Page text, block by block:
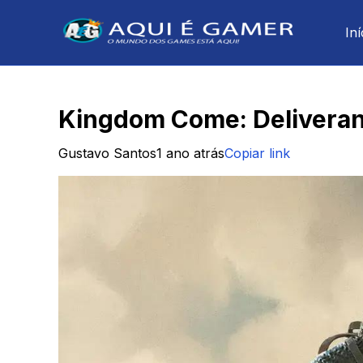
Kingdom Come:
Gustavo Santos1 ano atrásCopiar link